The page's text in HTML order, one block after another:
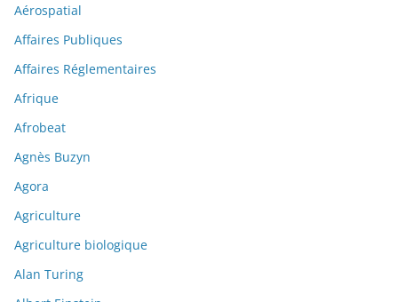
Aérospatial
Affaires Publiques
Affaires Réglementaires
Afrique
Afrobeat
Agnès Buzyn
Agora
Agriculture
Agriculture biologique
Alan Turing